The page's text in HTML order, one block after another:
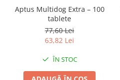
Aptus Multidog Extra – 100
tablete
77,60 Lei
63,82 Lei
ÎN STOC